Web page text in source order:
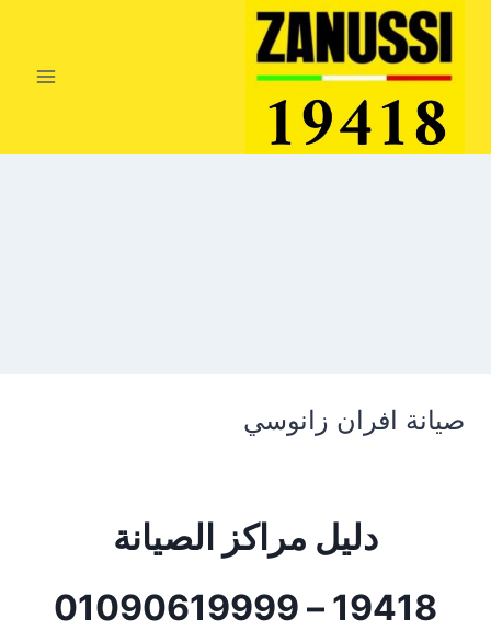
التجاوز
المحتوى
صيانة افران زانوسي
دليل مراكز الصيانة
19418 – 01090619999